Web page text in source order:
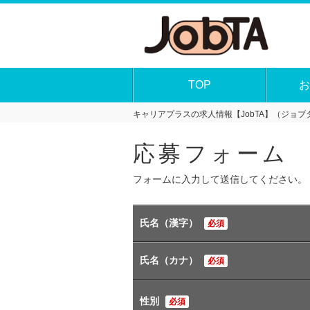
TOP
キャリアプラスの求人情報【JobTA】（ジョブ
応募フォーム
フォームに入力して送信してください。
氏名（漢字） 必須
氏名（カナ） 必須
性別 必須